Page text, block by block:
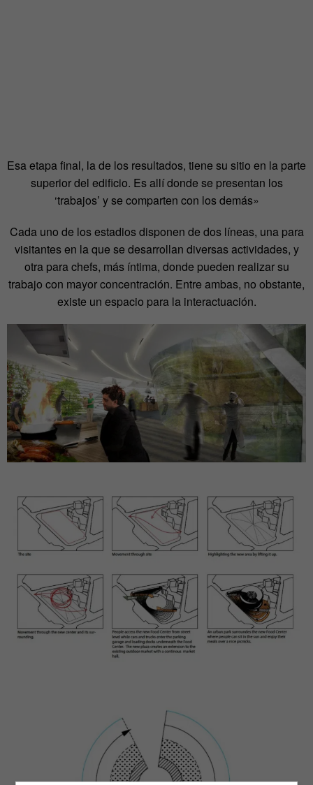
Esa etapa final, la de los resultados, tiene su sitio en la parte
superior del edificio. Es allí donde se presentan los
‘trabajos’ y se comparten con los demás»
Cada uno de los estadios disponen de dos líneas, una para
visitantes en la que se desarrollan diversas actividades, y
otra para chefs, más íntima, donde pueden realizar su
trabajo con mayor concentración. Entre ambas, no obstante,
existe un espacio para la interactuación.